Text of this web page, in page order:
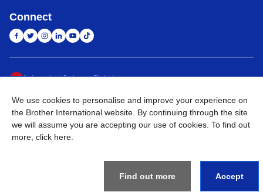
Connect
Indonesia Jaringan Global
Privacy Policy Ketentuan Penggunaan Site Map Kunjungi Situs Global
©2026BROTHER INTERNATIONAL SALES INDONESIA All
We use cookies to personalise and improve your experience on
the Brother International website. By continuing through the site
we will assume you are accepting our use of cookies. To find out
more, click here
Find out more Accept